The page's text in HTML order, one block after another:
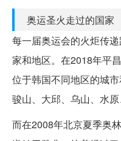
奥运圣火走过的国家
每一届奥运会的火炬传
家和地区。在2018年平
位于韩国不同地区的城
骏山、大邱、乌山、水原
而在2008年北京夏季奥